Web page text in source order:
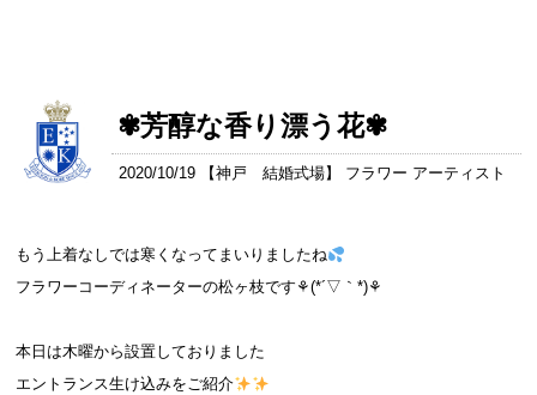
✾芳醇な香り漂う花✾
2020/10/19 【神戸 結婚式場】 フラワー アーティスト
もう上着なしでは寒くなってまいりましたね
フラワーコーディネーターの松ヶ枝です⚘(*´▽｀*)⚘
本日は木曜から設置しておりました
エントランス生け込みをご紹介